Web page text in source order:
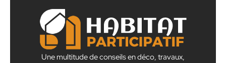
Une multitude de conseils en déco, travaux,